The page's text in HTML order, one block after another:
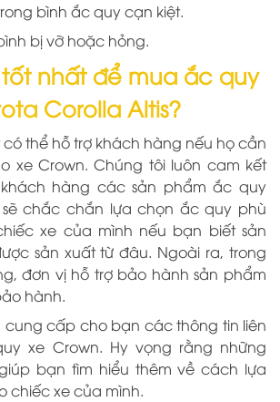
bình ắc quy cạn kiệt.
bị vỡ hoặc hỏng.
nhất để mua ắc quy
Corolla Altis?
thể hỗ trợ khách hàng nếu họ cần
xe Crown. Chúng tôi luôn cam kết
hàng các sản phẩm ắc quy
chắc chắn lựa chọn ắc quy phù
xe của mình nếu bạn biết sản
sản xuất từ đâu. Ngoài ra, trong
đơn vị hỗ trợ bảo hành sản phẩm
hành.
cung cấp cho bạn các thông tin liên
xe Crown. Hy vọng rằng những
bạn tìm hiểu thêm về cách lựa
chiếc xe của mình.